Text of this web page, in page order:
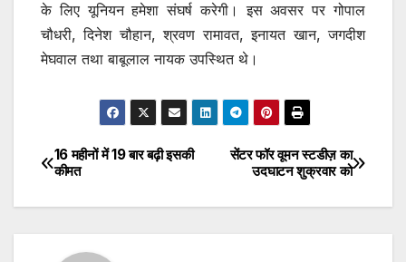
के लिए यूनियन हमेशा संघर्ष करेगी। इस अवसर पर गोपाल
चौधरी, दिनेश चौहान, श्रवण रामावत, इनायत खान, जगदीश
मेघवाल तथा बाबूलाल नायक उपस्थित थे।
Post
navigation
सेंटर फॉर वूमन स्टडीज़ का
उदघाटन शुक्रवार को
16 महीनों में 19 बार बढ़ी इसकी
कीमत